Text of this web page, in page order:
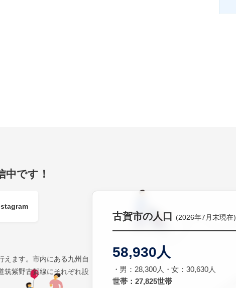
中です！
えます。市内にある九州自
筑紫野古賀線にそれぞれ設
古賀市の人口 (2026年7月末現在)
58,930人
男：28,300人
女：30,630人
世帯：27,825世帯